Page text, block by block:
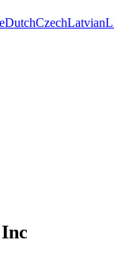
DutchCzechLatvian